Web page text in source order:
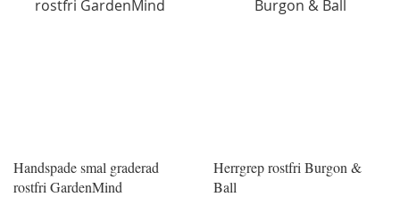
Handspade smal graderad
rostfri GardenMind
Herrgrep rostfri Burgon &
Ball